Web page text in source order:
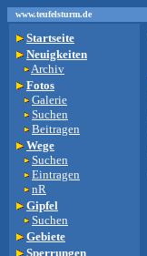
www.teufelsturm.de
Startseite
Neuigkeiten
Archiv
Fotos
Galerie
Suchen
Beitragen
Wege
Suchen
Eintragen
nR
Gipfel
Suchen
Gebiete
Sperrungen